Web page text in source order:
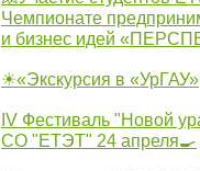
Чемпионате
и бизнес идей
☀«Экскурсия в «УрГАУ»
IV Фестиваль "Новой
СО "ЕТЭТ" 24 апреля🍳